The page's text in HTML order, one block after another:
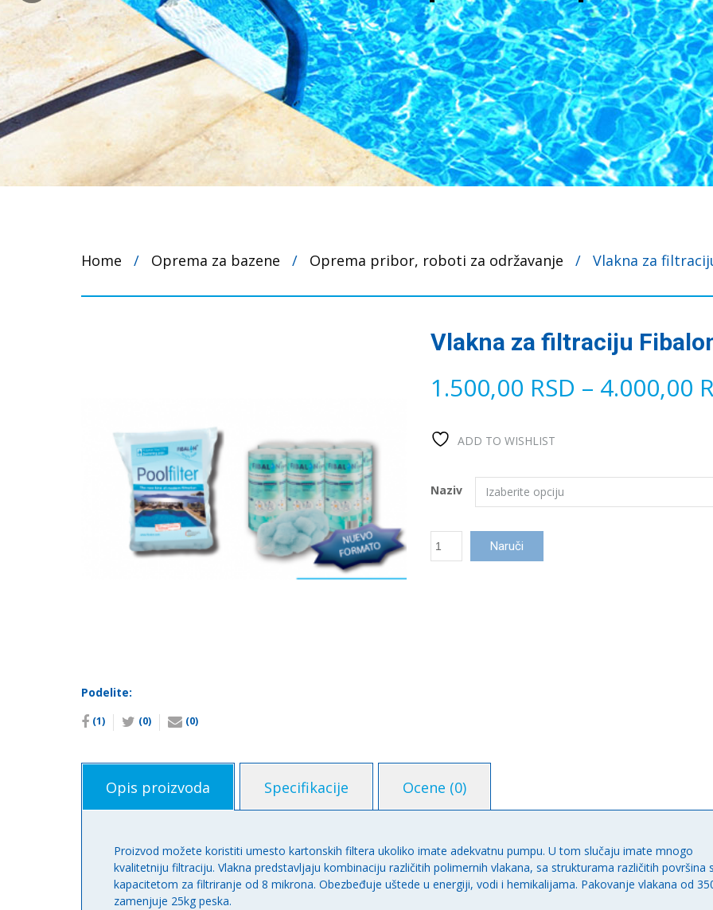
Home / Oprema za bazene / Oprema pribor, roboti za održavanje / Vlakna za
Vlakna za filtraciju
1.500,00 RSD – 4.000,00
ADD TO WISHLIST
Naziv
Vlakna
za
Naruči
Podelite:
(1) (0) (0)
Opis proizvoda Specifikacije Ocene (0)
Proizvod možete koristiti umesto kartonskih filtera ukoliko imate adekvatnu pumpu. U tom slučaju imate mnogo
kvalitetniju filtraciju. Vlakna predstavljaju kombinaciju različitih polimernih vlakana, sa strukturama različitih površina
kapacitetom za filtriranje od 8 mikrona. Obezbeđuje uštede u energiji, vodi i hemikalijama. Pakovanje vlakana od
zamenjuje 25kg peska.